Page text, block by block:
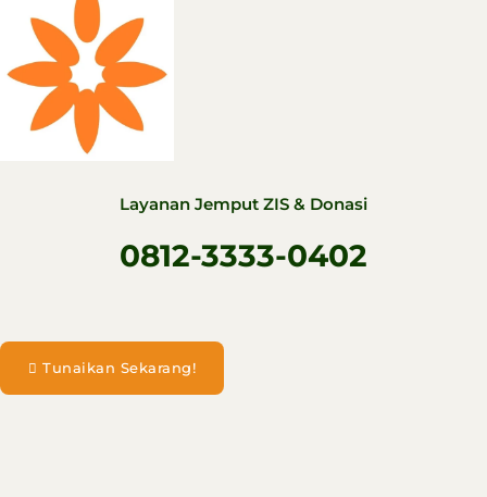
Layanan Jemput ZIS & Donasi
0812-3333-0402
Tunaikan Sekarang!